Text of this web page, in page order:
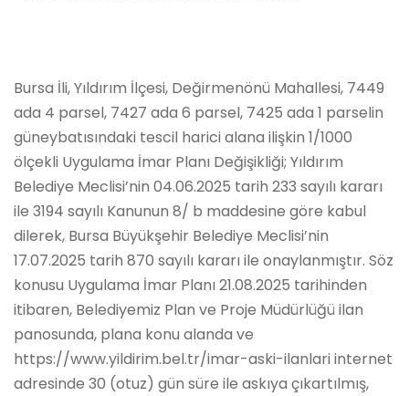
Bursa İli, Yıldırım İlçesi, Değirmenönü Mahallesi, 7449
ada 4 parsel, 7427 ada 6 parsel, 7425 ada 1 parselin
güneybatısındaki tescil harici alana ilişkin 1/1000
ölçekli Uygulama İmar Planı Değişikliği; Yıldırım
Belediye Meclisi’nin 04.06.2025 tarih 233 sayılı kararı
ile 3194 sayılı Kanunun 8/ b maddesine göre kabul
dilerek, Bursa Büyükşehir Belediye Meclisi’nin
17.07.2025 tarih 870 sayılı kararı ile onaylanmıştır. Söz
konusu Uygulama İmar Planı 21.08.2025 tarihinden
itibaren, Belediyemiz Plan ve Proje Müdürlüğü ilan
panosunda, plana konu alanda ve
https://www.yildirim.bel.tr/imar-aski-ilanlari internet
adresinde 30 (otuz) gün süre ile askıya çıkartılmış,